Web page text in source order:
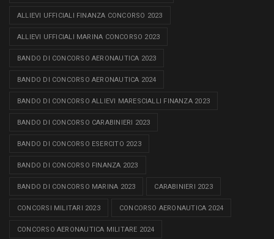
ALLIEVI UFFICIALI FINANZA CONCORSO 2023
ALLIEVI UFFICIALI MARINA CONCORSO 2023
BANDO DI CONCORSO AERONAUTICA 2023
BANDO DI CONCORSO AERONAUTICA 2024
BANDO DI CONCORSO ALLIEVI MARESCIALLI FINANZA 2023
BANDO DI CONCORSO CARABINIERI 2023
BANDO DI CONCORSO ESERCITO 2023
BANDO DI CONCORSO FINANZA 2023
BANDO DI CONCORSO MARINA 2023 CARABINIERI 2023
CONCORSI MILITARI 2023 CONCORSO AERONAUTICA 2024
CONCORSO AERONAUTICA MILITARE 2024